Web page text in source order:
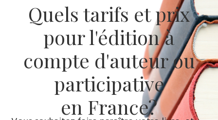
Quels tarifs et prix
pour l'édition à
compte d'auteur ou
participative
en France?